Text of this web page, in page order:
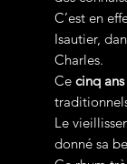
C’est en
Isautier,
Charles.
Ce cinq ans
Le
donné sa